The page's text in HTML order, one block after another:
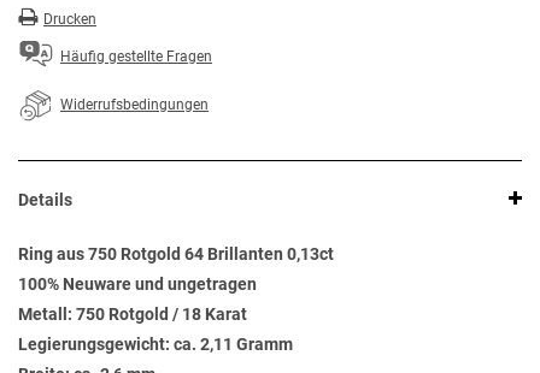
Drucken
Häufig gestellte Fragen
Widerrufsbedingungen
Details
Ring aus 750 Rotgold 64 Brillanten 0,13ct
100% Neuware und ungetragen
Metall: 750 Rotgold / 18 Karat
Legierungsgewicht: ca. 2,11 Gramm